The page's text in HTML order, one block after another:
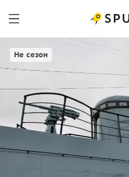
Не сезон